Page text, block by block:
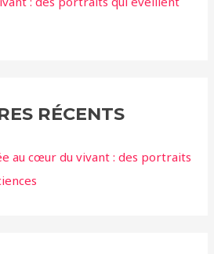
RÉCENTS
au cœur du vivant : des portraits